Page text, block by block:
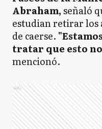
Abraham,señaló
estudian retirar los
de caerse.
tratar que esto
mencionó.
Ads